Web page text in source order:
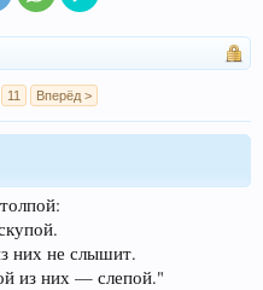
11 Вперёд >
них не слышит.
из них — слепой."